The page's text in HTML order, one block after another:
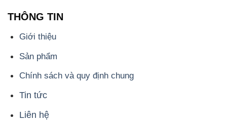
Chính sách và quy định chung
Tin tức
Liên hệ
📞
PHÒNG KINH DOANH - CÔNG TY HÓA CHẤT
ĐẮC TRƯỜNG PHÁT